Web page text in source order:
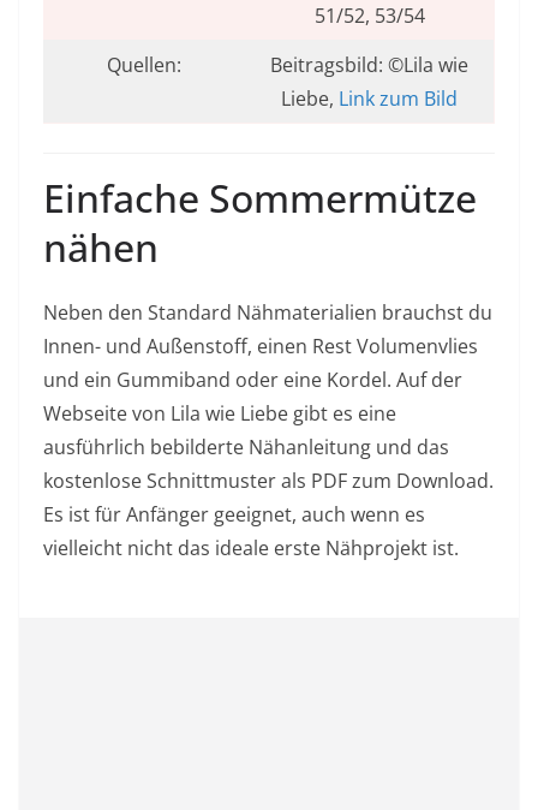
51/52, 53/54
Quellen:
Beitragsbild: ©Lila wie
Liebe, Link zum Bild
Einfache Sommermütze
nähen
Neben den Standard Nähmaterialien brauchst du
Innen- und Außenstoff, einen Rest Volumenvlies
und ein Gummiband oder eine Kordel. Auf der
Webseite von Lila wie Liebe gibt es eine
ausführlich bebilderte Nähanleitung und das
kostenlose Schnittmuster als PDF zum Download.
Es ist für Anfänger geeignet, auch wenn es
vielleicht nicht das ideale erste Nähprojekt ist.